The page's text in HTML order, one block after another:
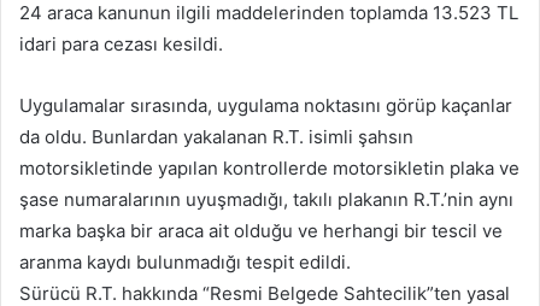
24 araca kanunun ilgili maddelerinden toplamda 13.523 TL
idari para cezası kesildi.
Uygulamalar sırasında, uygulama noktasını görüp kaçanlar
da oldu. Bunlardan yakalanan R.T. isimli şahsın
motorsikletinde yapılan kontrollerde motorsikletin plaka ve
şase numaralarının uyuşmadığı, takılı plakanın R.T.’nin aynı
marka başka bir araca ait olduğu ve herhangi bir tescil ve
aranma kaydı bulunmadığı tespit edildi.
Sürücü R.T. hakkında “Resmi Belgede Sahtecilik”ten yasal